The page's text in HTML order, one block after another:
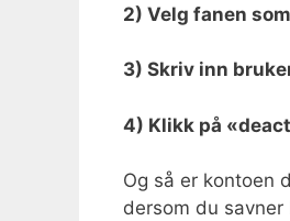
2) Velg fanen
3) Skriv inn
4) Klikk på
Og så er kontoen
dersom du